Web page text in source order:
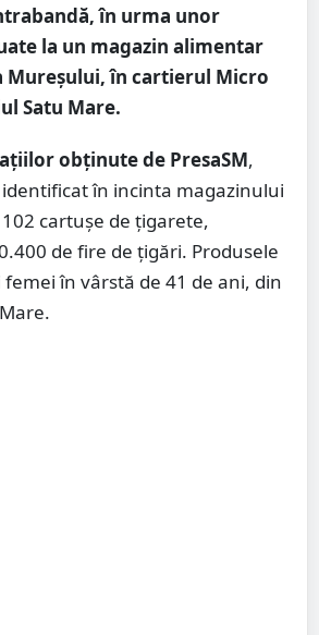
în urma unor
la un magazin alimentar
Mureșului, în cartierul Micro
Satu Mare.
obținute de PresaSM,
în incinta magazinului
cartușe de țigarete,
de fire de țigări. Produsele
în vârstă de 41 de ani, din